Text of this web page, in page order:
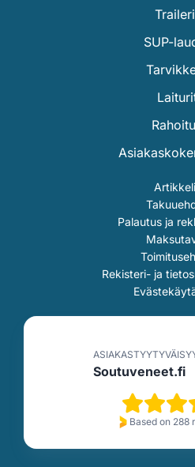
SUP-
Palautus ja
Rekisteri- ja
Soutuveneet.fi
Based on 288